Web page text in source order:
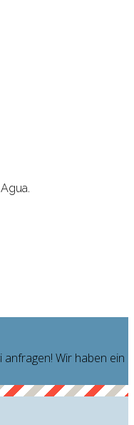
Wir haben ein